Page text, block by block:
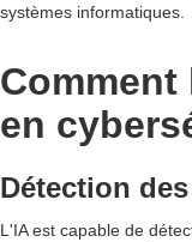
systèmes informatiques.
Comment
en
Détection
L'IA est capable de